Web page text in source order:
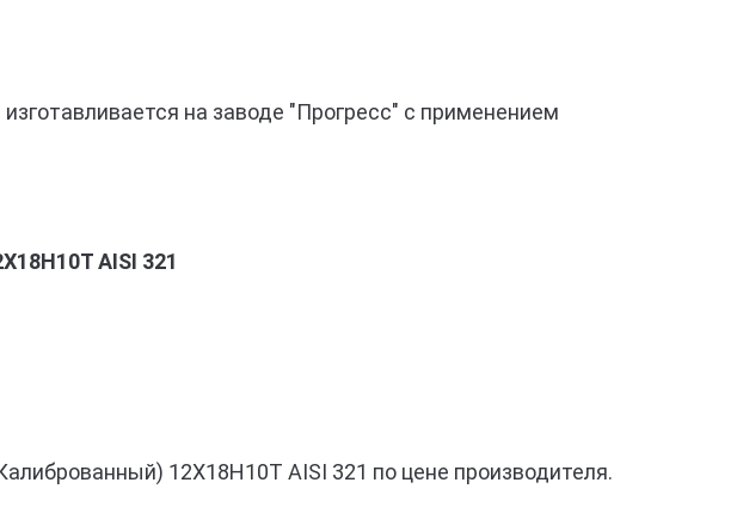
на заводе "Прогресс" с применением
AISI 321
12Х18Н10Т AISI 321 по цене производителя.